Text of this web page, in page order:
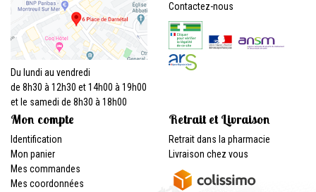
Du lundi au vendredi
de 8h30 à 12h30 et 14h00 à 19h00
et le samedi de 8h30 à 18h00
Contactez-nous
Mon compte
Identification
Mon panier
Mes commandes
Mes coordonnées
Retrait et Livraison
Retrait dans la pharmacie
Livraison chez vous